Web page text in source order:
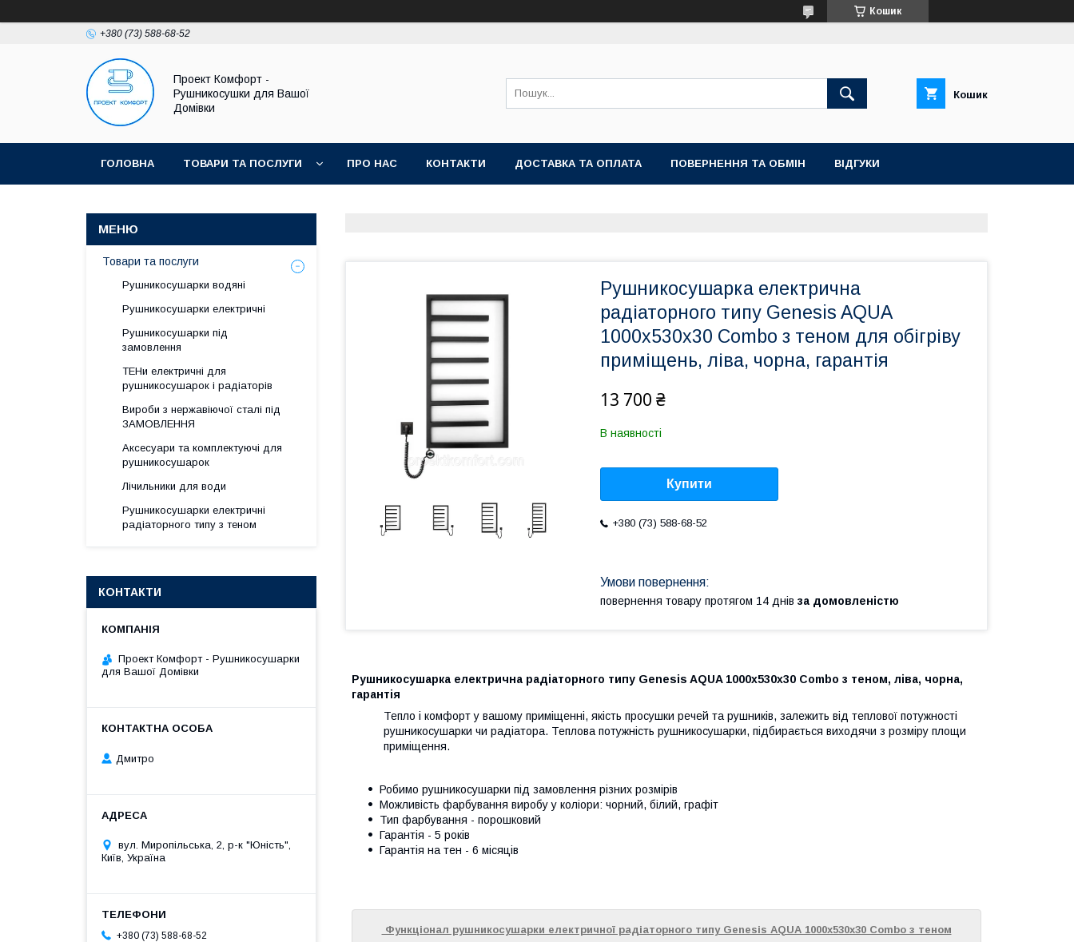
Кошик
+380 (73) 588-68-52
Проект Комфорт -
Рушникосушки для Вашої
Домівки
Кошик
ГОЛОВНА ТОВАРИ ТА ПОСЛУГИ ПРО НАС КОНТАКТИ ДОСТАВКА ТА ОПЛАТА ПОВЕРНЕННЯ ТА ОБМІН ВІДГУКИ
Рушникосушарка електрична
радіаторного типу Genesis AQUA
1000х530x30 Combo з теном для обігріву
приміщень, ліва, чорна, гарантія
13 700 ₴
В наявності
Купити
+380 (73) 588-68-52
повернення товару протягом 14 днів за домовленістю
Рушникосушарка електрична радіаторного типу Genesis AQUA 1000х530x30 Combo з теном, ліва, чорна,
гарантія
Тепло і комфорт у вашому приміщенні, якість просушки речей та рушників, залежить від теплової потужності
рушникосушарки чи радіатора. Теплова потужність рушникосушарки, підбирається виходячи з розміру площи
приміщення.
Робимо рушникосушарки під замовлення різних розмірів
Можливість фарбування виробу у коліори: чорний, білий, графіт
Тип фарбування - порошковий
Гарантія - 5 років
Гарантія на тен - 6 місяців
Функціонал рушникосушарки електричної радіаторного типу Genesis AQUA 1000х530x30 Combo з теном
Товари та послуги
Рушникосушарки водяні
Рушникосушарки електричні
Рушникосушарки під
замовлення
ТЕНи електричні для
рушникосушарок і радіаторів
Вироби з нержавіючої сталі під
ЗАМОВЛЕННЯ
Аксесуари та комплектуючі для
рушникосушарок
Лічильники для води
Рушникосушарки електричні
радіаторного типу з теном
КОНТАКТИ
Проект Комфорт - Рушникосушарки
для Вашої Домівки
Дмитро
вул. Миропільська, 2, р-к "Юність",
Київ, Україна
+380 (73) 588-68-52